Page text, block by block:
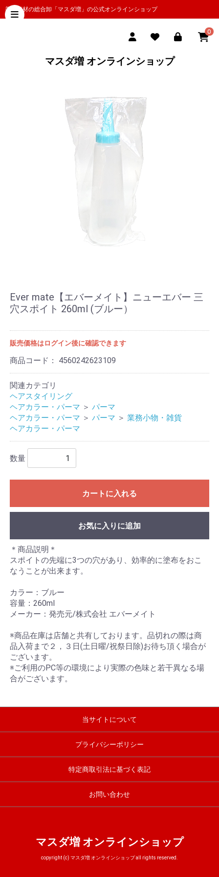
美容商材の総合卸「マスダ増」の公式オンラインショップ
0
マスダ増 オンラインショップ
Ever mate【エバーメイト】ニューエバー 三
穴スポイト 260ml (ブルー）
販売価格はログイン後に確認できます
商品コード： 4560242623109
関連カテゴリ
ヘアスタイリング
ヘアカラー・パーマ ＞ パーマ
ヘアカラー・パーマ ＞ パーマ ＞ 業務小物・雑貨
ヘアカラー・パーマ
数量
カートに入れる
お気に入りに追加
＊商品説明＊
スポイトの先端に3つの穴があり、効率的に塗布をおこ
なうことが出来ます。
カラー：ブルー
容量：260ml
メーカー：発売元/株式会社 エバーメイト
※商品在庫は店舗と共有しております。品切れの際は商
品入荷まで２，３日(土日曜/祝祭日除)お待ち頂く場合が
ございます。
※ご利用のPC等の環境により実際の色味と若干異なる場
合がございます。
当サイトについて
プライバシーポリシー
特定商取引法に基づく表記
お問い合わせ
マスダ増 オンラインショップ
copyright (c) マスダ増 オンラインショップ all rights reserved.